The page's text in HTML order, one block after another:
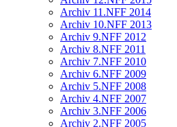
Archiv 11.NFF 2014
Archiv 10.NFF 2013
Archiv 9.NFF 2012
Archiv 8.NFF 2011
Archiv 7.NFF 2010
Archiv 6.NFF 2009
Archiv 5.NFF 2008
Archiv 4.NFF 2007
Archiv 3.NFF 2006
Archiv 2.NFF 2005